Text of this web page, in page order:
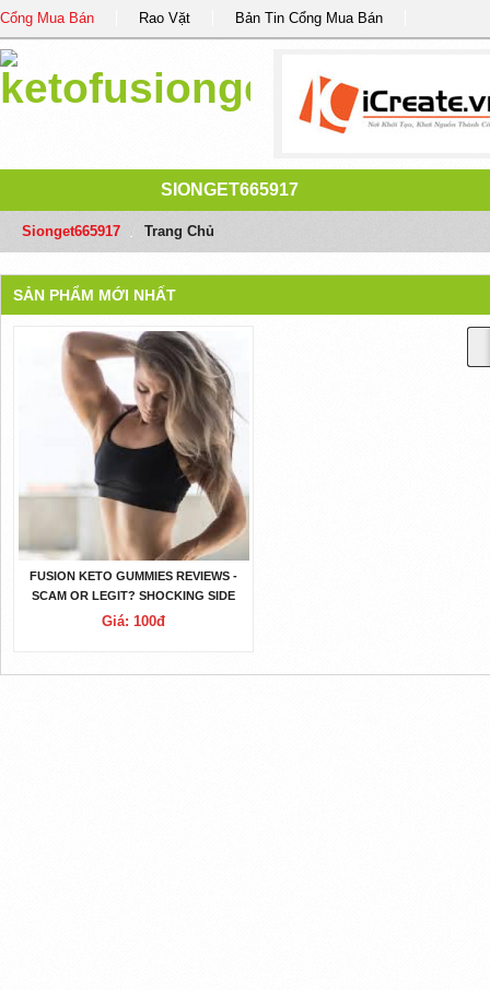
Cổng Mua Bán Rao Vặt Bản Tin Cổng Mua Bán
SIONGET665917
Sionget665917 Trang Chủ
SẢN PHẨM MỚI NHẤT
FUSION KETO GUMMIES REVIEWS -
SCAM OR LEGIT? SHOCKING SIDE
EFFECTS RISK! UNITED STATES
Giá: 100đ